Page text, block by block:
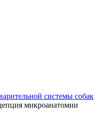
системы собак
микроанатомии